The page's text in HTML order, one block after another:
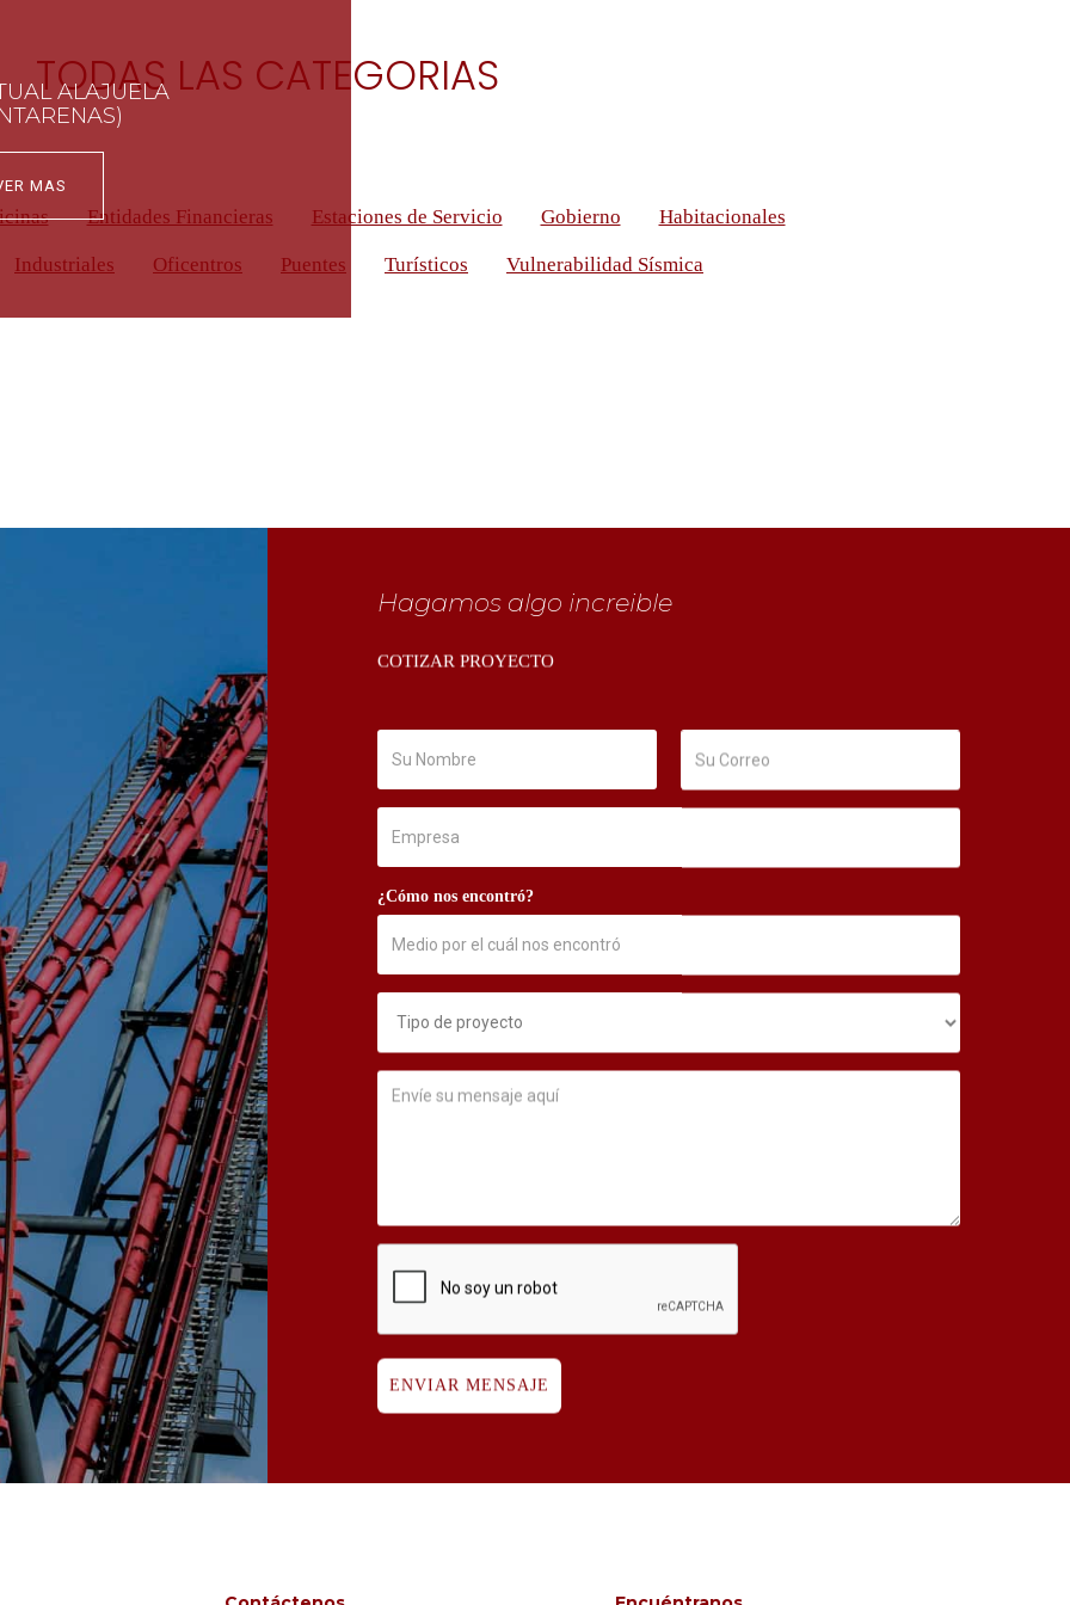
ALAJUELA
MAS
TODAS LAS CATEGORIAS
Entidades Financieras Estaciones de Servicio Gobierno Habitacionales
Industriales Oficentros Puentes Turísticos Vulnerabilidad Sísmica
Hagamos algo increible
COTIZAR PROYECTO
¿Cómo nos encontró?